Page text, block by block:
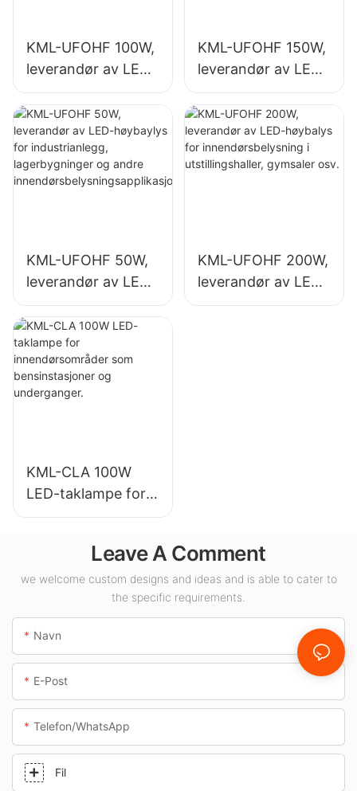
KML-UFOHF 100W,
leverandør av LED-
høybaylys for
industrianlegg,
lagerbygninger og
andre
innendørsbelysning
KML-UFOHF 150W,
leverandør av LED-
høybalys for
innendørsbelysning
i industrianlegg,
gymsaler osv.
KML-UFOHF 50W,
leverandør av LED-
høybaylys for
industrianlegg,
lagerbygninger og
andre
innendørsbelysning
KML-UFOHF 200W,
leverandør av LED-
høybalys for
KML-CLA 100W
LED-taklampe for
innendørsområder
bensinstasjoner og
underganger.
Leave A Comment
we welcome custom designs and ideas and is able to cater to
the specific requirements.
Navn
E-Post
Telefon/whatsApp
Fil